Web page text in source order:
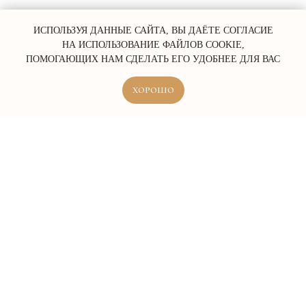
ИСПОЛЬЗУЯ ДАННЫЕ САЙТА, ВЫ ДАЁТЕ СОГЛАСИЕ
НА ИСПОЛЬЗОВАНИЕ ФАЙЛОВ COOKIE,
ПОМОГАЮЩИХ НАМ СДЕЛАТЬ ЕГО УДОБНЕЕ ДЛЯ ВАС
ХОРОШО